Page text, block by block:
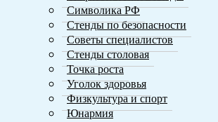
Символика РФ
Стенды по безопасности
Советы специалистов
Стенды столовая
Точка роста
Уголок здоровья
Физкультура и спорт
Юнармия